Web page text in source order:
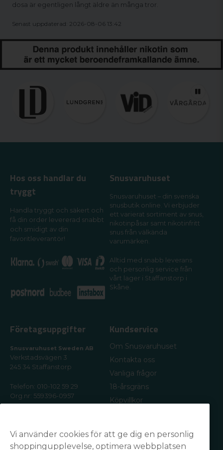
dosa är egentligen långt äldre än många tror.
Senast uppdaterad: 2026-08-06 13:42
Hos oss handlar du
tryggt
Handla tryggt och säkert och
få din order levererad snabbt
och smidigt av din
favoritleverantör!
Snusvaruhuset
Snusvaruhuset – din svenska
snusbutik online. Vi erbjuder
ett varierat sortiment av snus,
nikotinpåsar samt nikotinfritt
snus från välkända
varumärken.
Alltid med snabb leverans
och personlig service från
vårt lager i Staffanstorp i
Skåne.
Företagsuppgifter
Snusvaruhuset Sweden AB
Verkstadsvägen 3
245 34 Staffanstorp
Telefon: 010-102 59 29
Org.nr: 559396-0957
Kundservice
Om Snusvaruhuset
Kontakta oss
Vanliga frågor
18-årsgräns
Köpvillkor
Kundomdömen
Vi använder cookies för att ge dig en personlig
shoppingupplevelse, optimera webbplatsen